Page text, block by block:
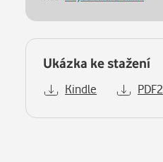
Ukázka ke stažení
Kindle PDF2